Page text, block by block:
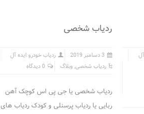
ردیاب شخصی
3 دسامبر 2019
ردیاب خودرو ایده آل
ردیاب شخصی, وبلاگ 0 دیدگاه
ردیاب شخصی یا جی پی اس کوچک آهن
ربایی یا ردیاب پرسنلی و کودک ردیاب های